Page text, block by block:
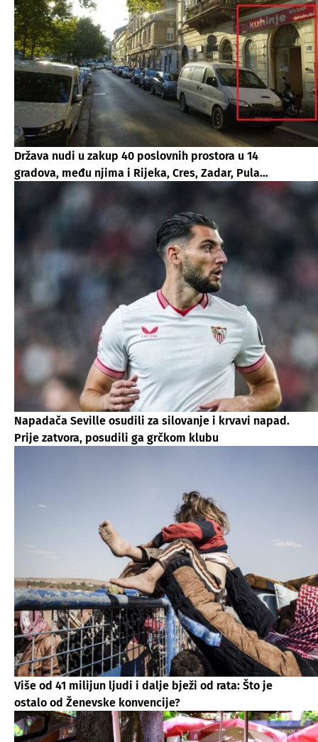
Država nudi u zakup 40 poslovnih prostora u 14
gradova, među njima i Rijeka, Cres, Zadar, Pula…
Napadača Seville osudili za silovanje i krvavi napad.
Prije zatvora, posudili ga grčkom klubu
Više od 41 milijun ljudi i dalje bježi od rata: Što je
ostalo od Ženevske konvencije?